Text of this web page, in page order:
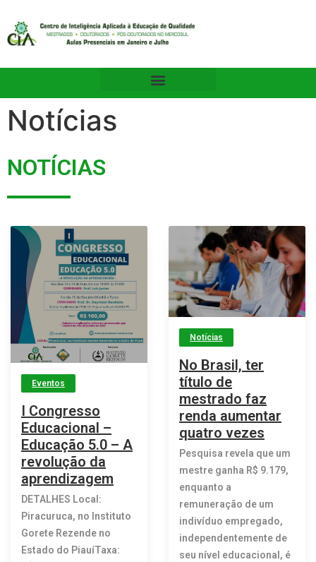
Notícias
NOTÍCIAS
Eventos
I Congresso
Educacional –
Educação 5.0 – A
revolução da
aprendizagem
DETALHES Local:
Piracuruca, no Instituto
Gorete Rezende no
Estado do PiauíTaxa:
Notícias
No Brasil, ter
título de
mestrado faz
renda aumentar
quatro vezes
Pesquisa revela que um
mestre ganha R$ 9.179,
enquanto a
remuneração de um
indivíduo empregado,
independentemente de
seu nível educacional, é